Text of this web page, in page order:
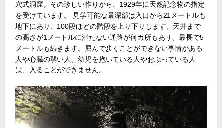
穴式洞窟。その珍しい作りから、1929年に天然記念物の指定
を受けています。 見学可能な最深部は入口から21メートルも
地下にあり、100段ほどの階段を上り下りします。天井まで
の高さが1メートルに満たない通路が何カ所もあり、最長で5
メートルも続きます。屈んで歩くことができない事情がある
人や心臓の弱い人、幼児を抱いている人やおぶっている人
は、入ることができません。